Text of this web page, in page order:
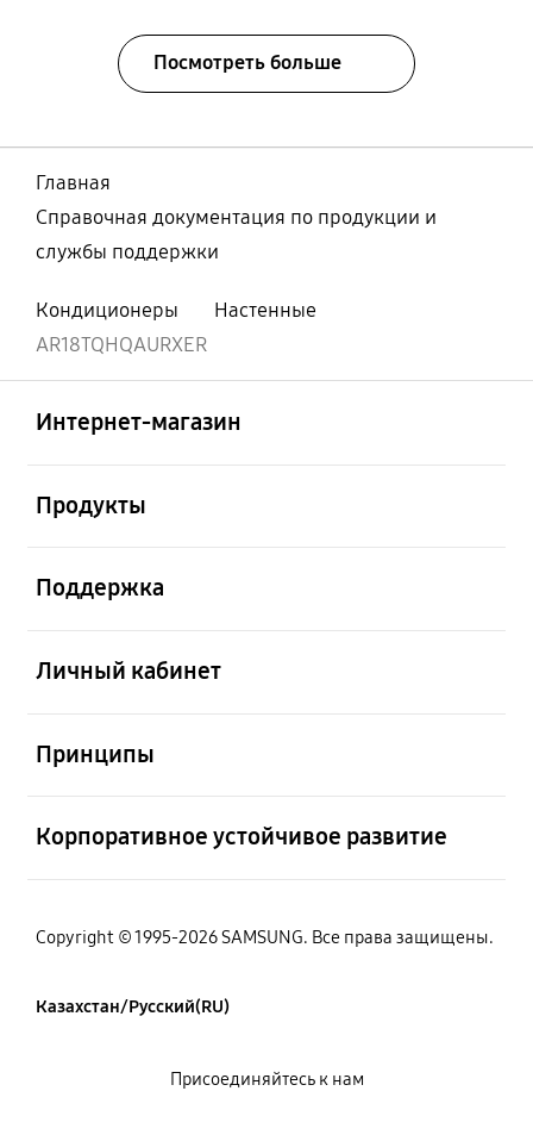
Посмотреть больше
Главная
Справочная документация по продукции и
службы поддержки
Кондиционеры
Настенные
AR18TQHQAURXER
Интернет-магазин
Продукты
Поддержка
Личный кабинет
Принципы
Корпоративное устойчивое развитие
Copyright © 1995-2026 SAMSUNG. Все права защищены.
Казахстан/Русский(RU)
Присоединяйтесь к нам